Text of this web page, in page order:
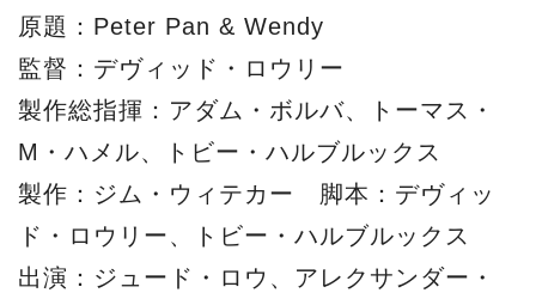
原題：Peter Pan & Wendy
監督：デヴィッド・ロウリー
製作総指揮：アダム・ボルバ、トーマス・
M・ハメル、トビー・ハルブルックス
製作：ジム・ウィテカー 脚本：デヴィッ
ド・ロウリー、トビー・ハルブルックス
出演：ジュード・ロウ、アレクサンダー・